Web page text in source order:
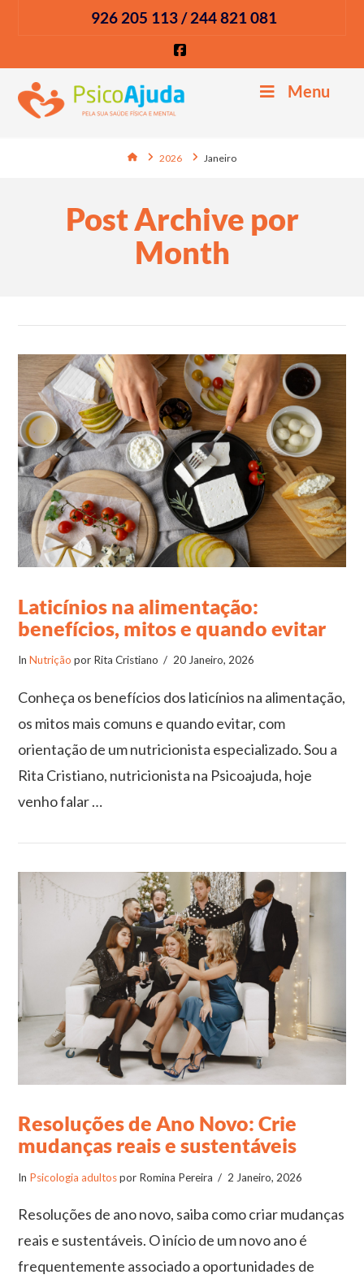
926 205 113 / 244 821 081
Menu
Home2026 Janeiro
Post Archive por
Month
VIEW POST
Laticínios na alimentação:
benefícios, mitos e quando evitar
InNutrição por Rita Cristiano 20 Janeiro, 2026
Conheça os benefícios dos laticínios na alimentação,
os mitos mais comuns e quando evitar, com
orientação de um nutricionista especializado. Sou a
Rita Cristiano, nutricionista na Psicoajuda, hoje
venho falar …
Resoluções de Ano Novo: Crie
mudanças reais e sustentáveis
In Psicologia adultospor Romina Pereira 2 Janeiro, 2026
Resoluções de ano novo, saiba como criar mudanças
reais e sustentáveis. O início de um novo ano é
frequentemente associado a oportunidades de